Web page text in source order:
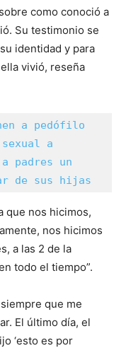
como conoció a
Su testimonio se
identidad y para
vivió, reseña
a pedófilo
a
padres un
de sus hijas
que nos hicimos,
nos hicimos
a las 2 de la
todo el tiempo”.
que me
El último día, el
‘esto es por